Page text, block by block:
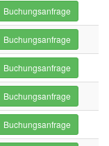
Buchungsanfrage
Buchungsanfrage
Buchungsanfrage
Buchungsanfrage
Buchungsanfrage